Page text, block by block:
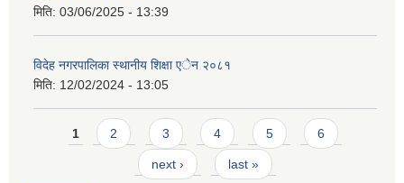
मिति: 03/06/2025 - 13:39
विदेह नगरपालिका स्थानीय शिक्षा एेन २०८१
मिति: 12/02/2024 - 13:05
Pages
1 2 3 4 5 6
next › last »